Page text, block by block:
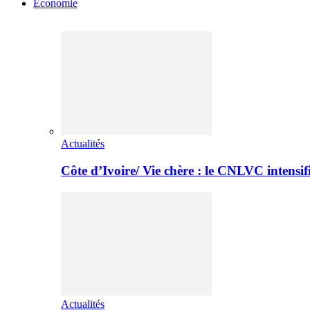
Economie
Actualités
Côte d’Ivoire/ Vie chère : le CNLVC
Actualités